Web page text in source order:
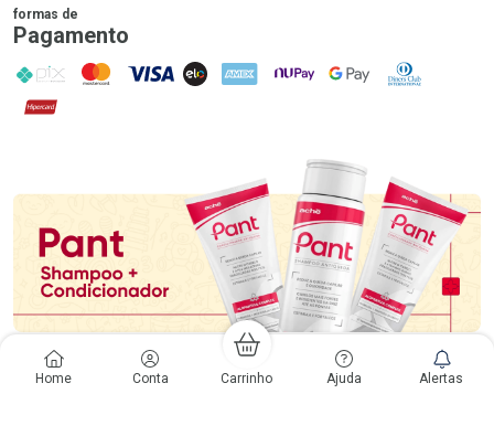
Home Conta Carrinho Ajuda Alertas
formas de
Pagamento
PIX MasterCard
VISA ELO AMEX NuPay Google PayDiners Club
Hipercard